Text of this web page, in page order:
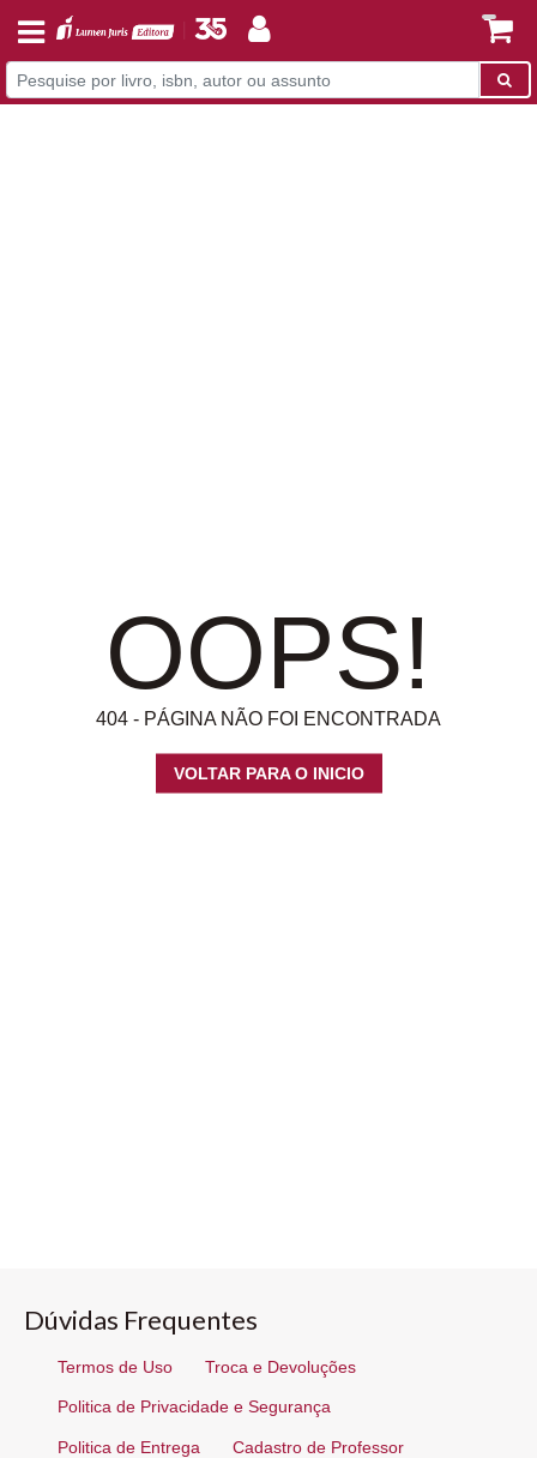
OOPS!
404 - PÁGINA NÃO FOI ENCONTRADA
VOLTAR PARA O INICIO
Dúvidas Frequentes
Termos de Uso Troca e Devoluções
Politica de Privacidade e Segurança
Politica de Entrega Cadastro de Professor